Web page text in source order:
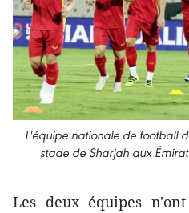
L'équipe nationale de football
stade de Sharjah aux
Les deux équipes